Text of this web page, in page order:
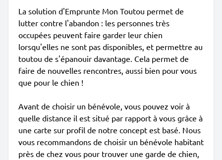
La solution d'Emprunte Mon Toutou permet de
lutter contre l'abandon : les personnes très
occupées peuvent faire garder leur chien
lorsqu'elles ne sont pas disponibles, et permettre au
toutou de s'épanouir davantage. Cela permet de
faire de nouvelles rencontres, aussi bien pour vous
que pour le chien !
Avant de choisir un bénévole, vous pouvez voir à
quelle distance il est situé par rapport à vous grâce à
une carte sur profil de notre concept est basé. Nous
vous recommandons de choisir un bénévole habitant
près de chez vous pour trouver une garde de chien,